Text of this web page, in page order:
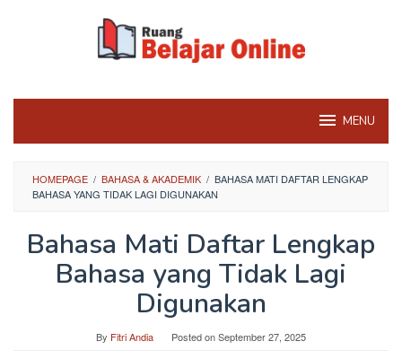
MENU
HOMEPAGE / BAHASA & AKADEMIK / BAHASA MATI DAFTAR LENGKAP
BAHASA YANG TIDAK LAGI DIGUNAKAN
Bahasa Mati Daftar Lengkap
Bahasa yang Tidak Lagi
Digunakan
By Fitri Andia Posted onSeptember 27, 2025